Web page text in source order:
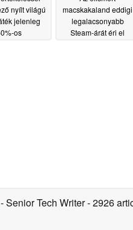
nyílt világú
jelenleg
os
macskakaland eddigi
legalacsonyabb
Steam-árát éri el
- Senior Tech Writer- 2926